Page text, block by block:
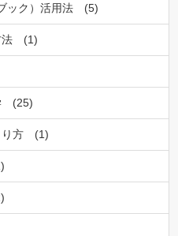
ック）活用法 (5)
(1)
(25)
方 (1)